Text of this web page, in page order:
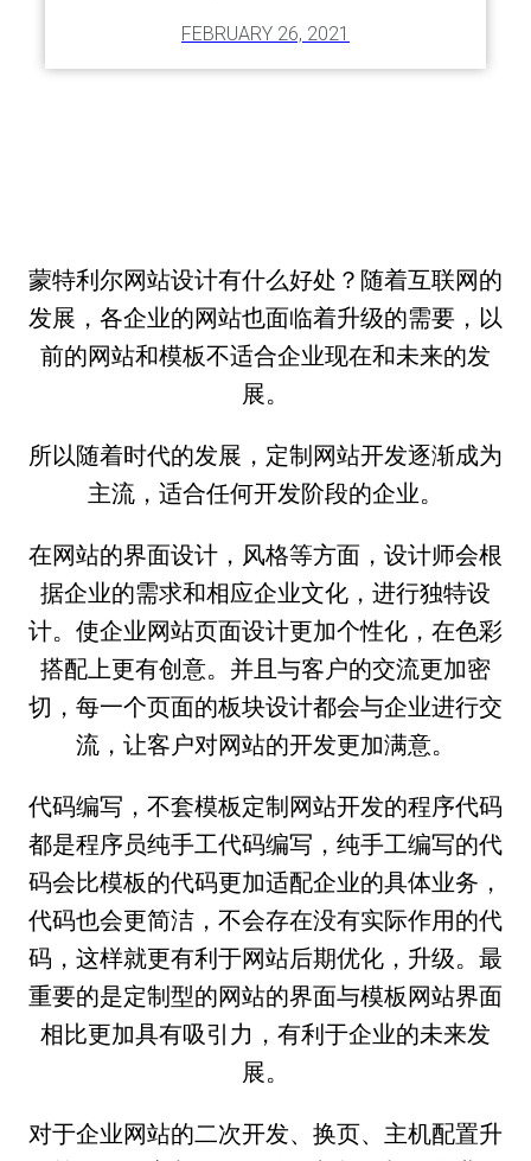
FEBRUARY 26, 2021
蒙特利尔网站设计有什么好处？随着互联网的
发展，各企业的网站也面临着升级的需要，以
前的网站和模板不适合企业现在和未来的发
展。
所以随着时代的发展，定制网站开发逐渐成为
主流，适合任何开发阶段的企业。
在网站的界面设计，风格等方面，设计师会根
据企业的需求和相应企业文化，进行独特设
计。使企业网站页面设计更加个性化，在色彩
搭配上更有创意。并且与客户的交流更加密
切，每一个页面的板块设计都会与企业进行交
流，让客户对网站的开发更加满意。
代码编写，不套模板定制网站开发的程序代码
都是程序员纯手工代码编写，纯手工编写的代
码会比模板的代码更加适配企业的具体业务，
代码也会更简洁，不会存在没有实际作用的代
码，这样就更有利于网站后期优化，升级。最
重要的是定制型的网站的界面与模板网站界面
相比更加具有吸引力，有利于企业的未来发
展。
对于企业网站的二次开发、换页、主机配置升